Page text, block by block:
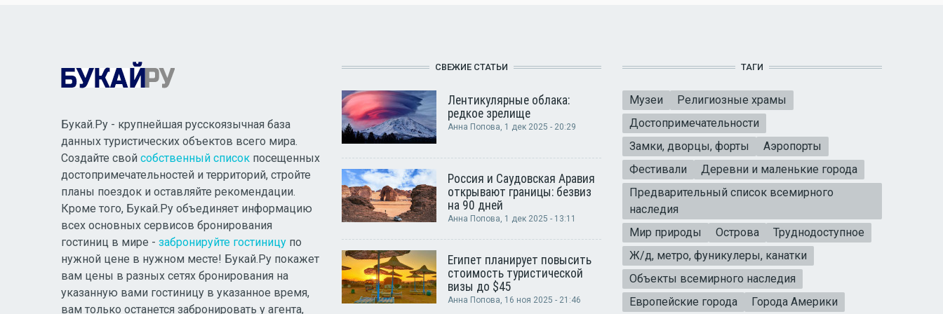
Букай.Ру - крупнейшая русскоязычная база
данных туристических объектов всего мира.
Создайте свой собственный список посещенных
достопримечательностей и территорий, стройте
планы поездок и оставляйте рекомендации.
Кроме того, Букай.Ру объединяет информацию
всех основных сервисов бронирования
гостиниц в мире - забронируйте гостиницу по
нужной цене в нужном месте! Букай.Ру покажет
вам цены в разных сетях бронирования на
указанную вами гостиницу в указанное время,
вам только останется забронировать у агента,
СВЕЖИЕ СТАТЬИ
Лентикулярные облака:
редкое зрелище
Анна Попова, 1 дек 2025 - 20:29
Россия и Саудовская Аравия
открывают границы: безвиз
на 90 дней
Анна Попова, 1 дек 2025 - 13:11
Египет планирует повысить
стоимость туристической
визы до $45
Анна Попова, 16 ноя 2025 - 21:46
ТАГИ
Музеи
Религиозные храмы
Достопримечательности
Замки, дворцы, форты
Аэропорты
Фестивали
Деревни и маленькие города
Предварительный список всемирного
наследия
Мир природы
Острова
Труднодоступное
Ж/д, метро, фуникулеры, канатки
Объекты всемирного наследия
Европейские города
Города Америки